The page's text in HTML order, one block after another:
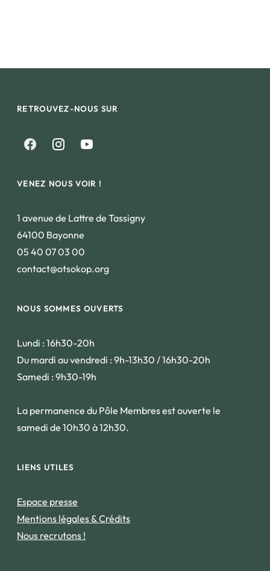
RETROUVEZ-NOUS SUR
VENEZ NOUS VOIR !
1 avenue de Lattre de Tassigny
64100 Bayonne
05 40 07 03 00
contact@otsokop.org
NOUS SOMMES OUVERTS
Lundi : 16h30-20h
Du mardi au vendredi : 9h-13h30 / 16h30-20h
Samedi : 9h30-19h
La permanence du Pôle Membres est ouverte le
samedi de 10h30 à 12h30.
LIENS UTILES
Espace presse
Mentions légales & Crédits
Nous recrutons !